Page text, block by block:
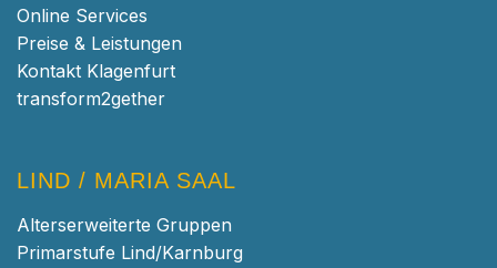
Online Services
Preise & Leistungen
Kontakt Klagenfurt
transform2gether
LIND / MARIA SAAL
Alterserweiterte Gruppen
Primarstufe Lind/Karnburg